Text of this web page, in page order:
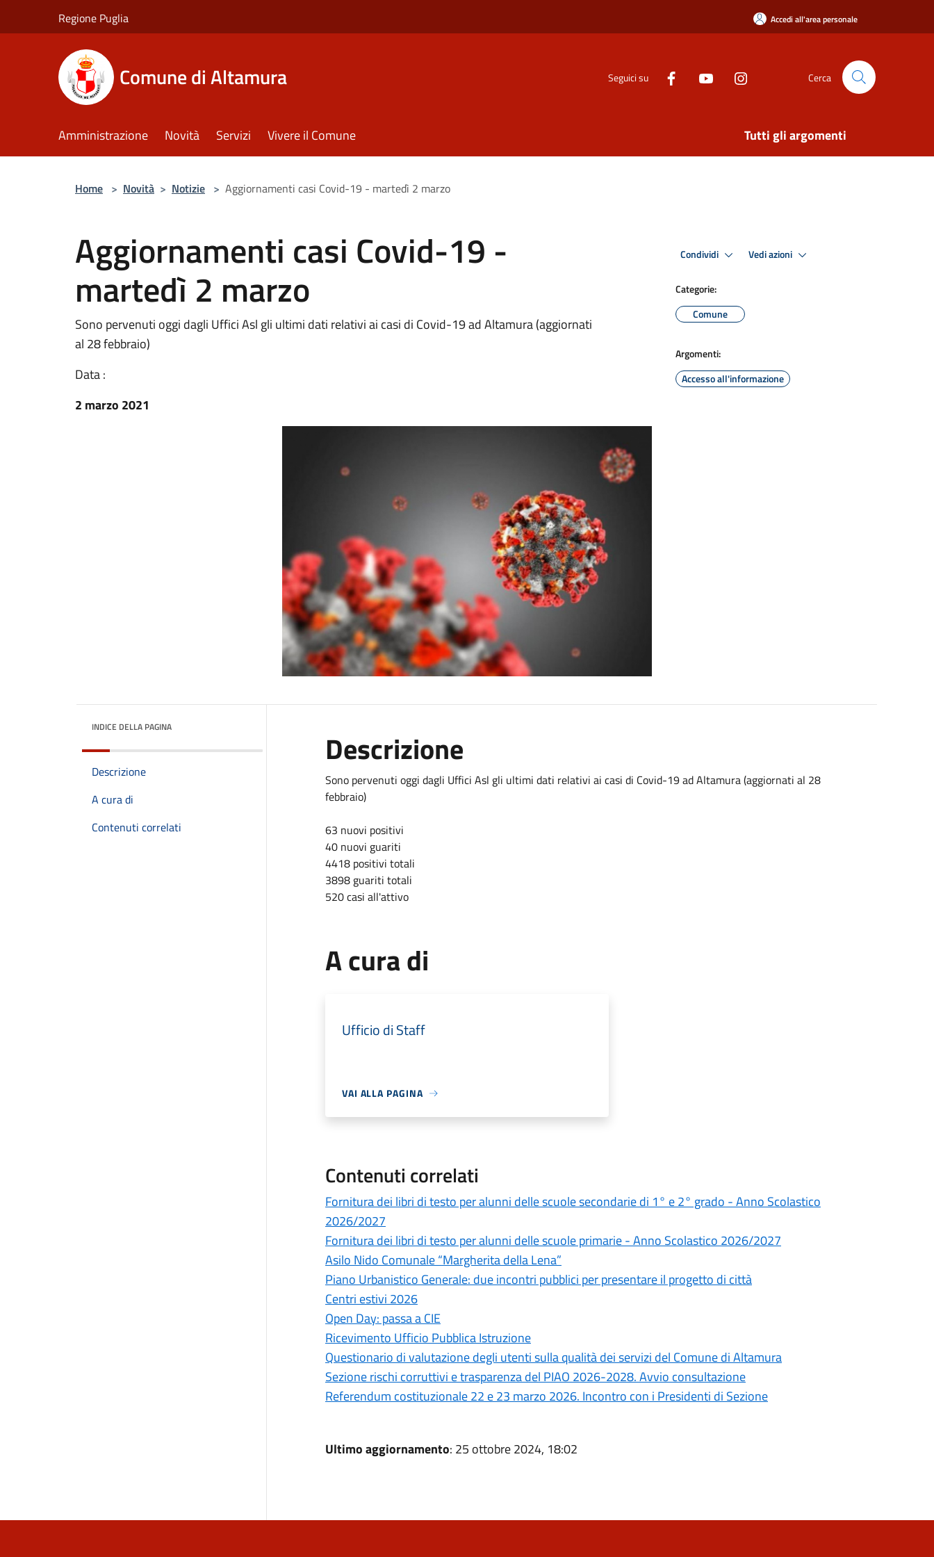
Regione Puglia Accedi all'area personale
Comune di Altamura Seguici su Cerca
Amministrazione Novità Servizi Vivere il Comune Tutti gli argomenti
Home > Novità > Notizie > Aggiornamenti casi Covid-19 - martedì 2 marzo
Aggiornamenti casi Covid-19 -
martedì 2 marzo
Sono pervenuti oggi dagli Uffici Asl gli ultimi dati relativi ai casi di Covid-19 ad Altamura (aggiornati
al 28 febbraio)
Data :
2 marzo 2021
Condividi Vedi azioni
Categorie:
Comune
Argomenti:
Accesso all'informazione
INDICE DELLA PAGINA
Descrizione
A cura di
Contenuti correlati
Descrizione
Sono pervenuti oggi dagli Uffici Asl gli ultimi dati relativi ai casi di Covid-19 ad Altamura (aggiornati al 28
febbraio)
63 nuovi positivi
40 nuovi guariti
4418 positivi totali
3898 guariti totali
520 casi all'attivo
A cura di
Ufficio di Staff
VAI ALLA PAGINA
Contenuti correlati
Fornitura dei libri di testo per alunni delle scuole secondarie di 1° e 2° grado - Anno Scolastico
2026/2027
Fornitura dei libri di testo per alunni delle scuole primarie - Anno Scolastico 2026/2027
Asilo Nido Comunale “Margherita della Lena”
Piano Urbanistico Generale: due incontri pubblici per presentare il progetto di città
Centri estivi 2026
Open Day: passa a CIE
Ricevimento Ufficio Pubblica Istruzione
Questionario di valutazione degli utenti sulla qualità dei servizi del Comune di Altamura
Sezione rischi corruttivi e trasparenza del PIAO 2026-2028. Avvio consultazione
Referendum costituzionale 22 e 23 marzo 2026. Incontro con i Presidenti di Sezione
Ultimo aggiornamento: 25 ottobre 2024, 18:02